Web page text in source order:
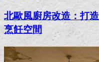
北歐風廚房改造：打
烹飪空間